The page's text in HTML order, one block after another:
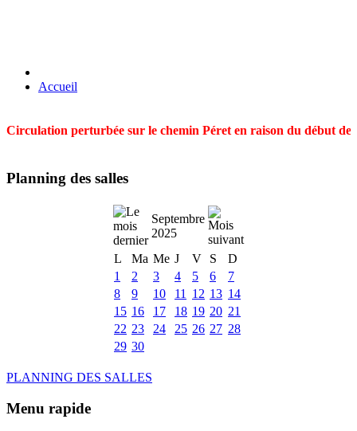
Accueil
Circulation perturbée sur le chemin Péret en raison du début
Planning des salles
Septembre
2025
L
Ma Me J V S
D
1
2 3 4 5 6
7
8
9 10 11 12 13 14
15 16 17 18 19 20 21
22 23 24 25 26 27 28
29 30
PLANNING DES SALLES
Menu rapide